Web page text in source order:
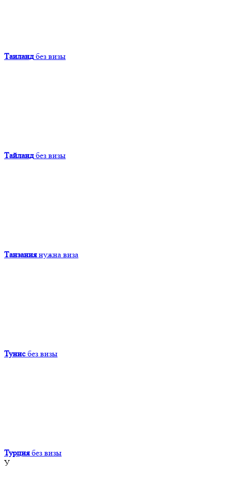
Таиланд без визы
Тайланд без визы
Танзания нужна виза
Тунис без визы
Турция без визы
У